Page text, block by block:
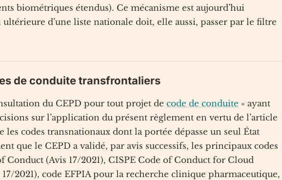
biométriques étendus). Ce mécanisme est aujourd’hui
d’une liste nationale doit, elle aussi, passer par le filtre
de conduite transfrontaliers
du CEPD pour tout projet de code de conduite « ayant
sur l’application du présent règlement en vertu de l’article
les codes transnationaux dont la portée dépasse un seul État
que le CEPD a validé, par avis successifs, les principaux codes
Conduct (Avis 17/2021), CISPE Code of Conduct for Cloud
2021), code EFPIA pour la recherche clinique pharmaceutique,